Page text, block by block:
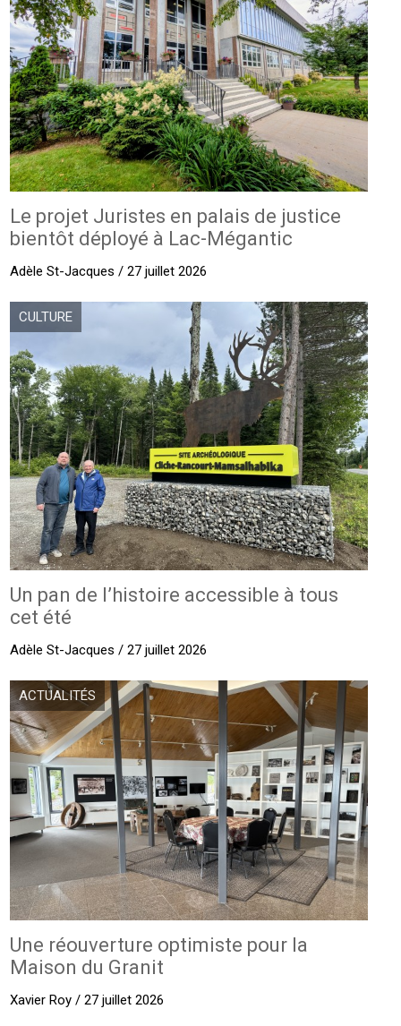
Le projet Juristes en palais de justice
bientôt déployé à Lac-Mégantic
Adèle St-Jacques / 27 juillet 2026
CULTURE
Un pan de l’histoire accessible à tous
cet été
Adèle St-Jacques / 27 juillet 2026
ACTUALITÉS
Une réouverture optimiste pour la
Maison du Granit
Xavier Roy / 27 juillet 2026